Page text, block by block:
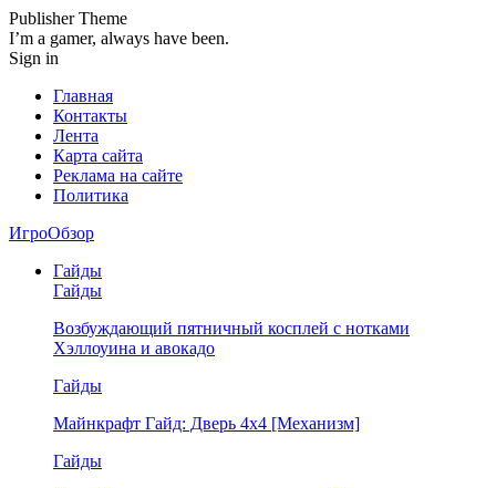
Publisher Theme
I’m a gamer, always have been.
Sign in
Главная
Контакты
Лента
Карта сайта
Реклама на сайте
Политика
ИгроОбзор
Гайды
Гайды
Возбуждающий пятничный косплей с нотками
Хэллоуина и авокадо
Гайды
Майнкрафт Гайд: Дверь 4х4 [Механизм]
Гайды